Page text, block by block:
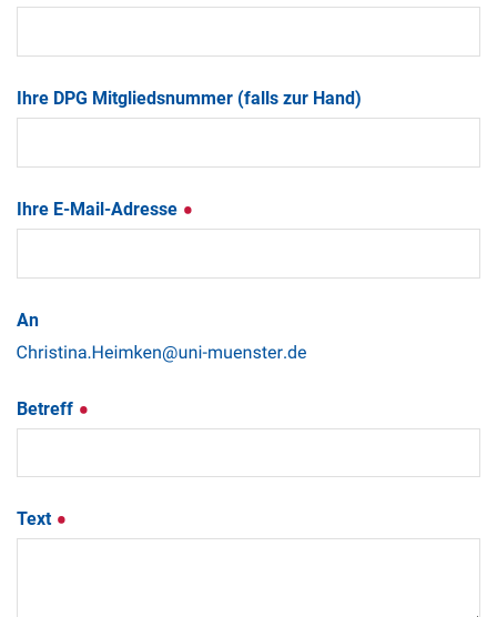
Ihre DPG Mitgliedsnummer (falls zur Hand)
Ihre E-Mail-Adresse
An
Betreff
Text